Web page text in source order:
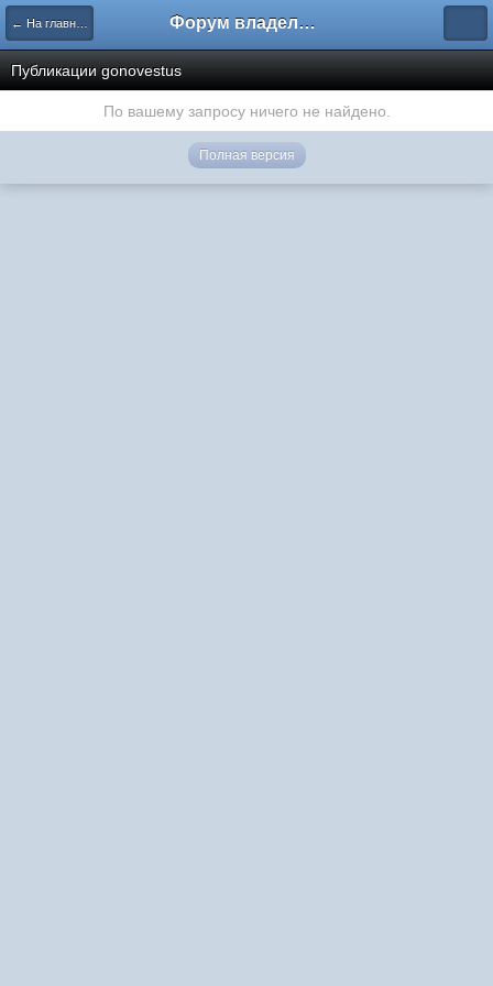
← На главную Форум владельцев интернет-магазинов
Публикации gonovestus
По вашему запросу ничего не найдено.
Полная версия